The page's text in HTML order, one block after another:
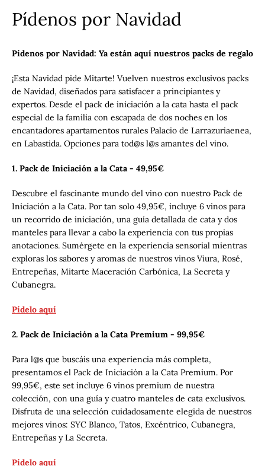
FacebookTwitterInstagramYouTube
Pídenos por Navidad
Pídenos por Navidad: Ya están aquí nuestros packs de regalo
¡Esta Navidad pide Mitarte! Vuelven nuestros exclusivos packs
de Navidad, diseñados para satisfacer a principiantes y
expertos. Desde el pack de iniciación a la cata hasta el pack
especial de la familia con escapada de dos noches en los
encantadores apartamentos rurales Palacio de Larrazuriaenea,
en Labastida. Opciones para tod@s l@s amantes del vino.
1. Pack de Iniciación a la Cata - 49,95€
Descubre el fascinante mundo del vino con nuestro Pack de
Iniciación a la Cata. Por tan solo 49,95€, incluye 6 vinos para
un recorrido de iniciación, una guía detallada de cata y dos
manteles para llevar a cabo la experiencia con tus propias
anotaciones. Sumérgete en la experiencia sensorial mientras
exploras los sabores y aromas de nuestros vinos Viura, Rosé,
Entrepeñas, Mitarte Maceración Carbónica, La Secreta y
Cubanegra.
Pídelo aquí
2. Pack de Iniciación a la Cata Premium - 99,95€
Para l@s que buscáis una experiencia más completa,
presentamos el Pack de Iniciación a la Cata Premium. Por
99,95€, este set incluye 6 vinos premium de nuestra
colección, con una guía y cuatro manteles de cata exclusivos.
Disfruta de una selección cuidadosamente elegida de nuestros
mejores vinos: SYC Blanco, Tatos, Excéntrico, Cubanegra,
Entrepeñas y La Secreta.
Pídelo aquí